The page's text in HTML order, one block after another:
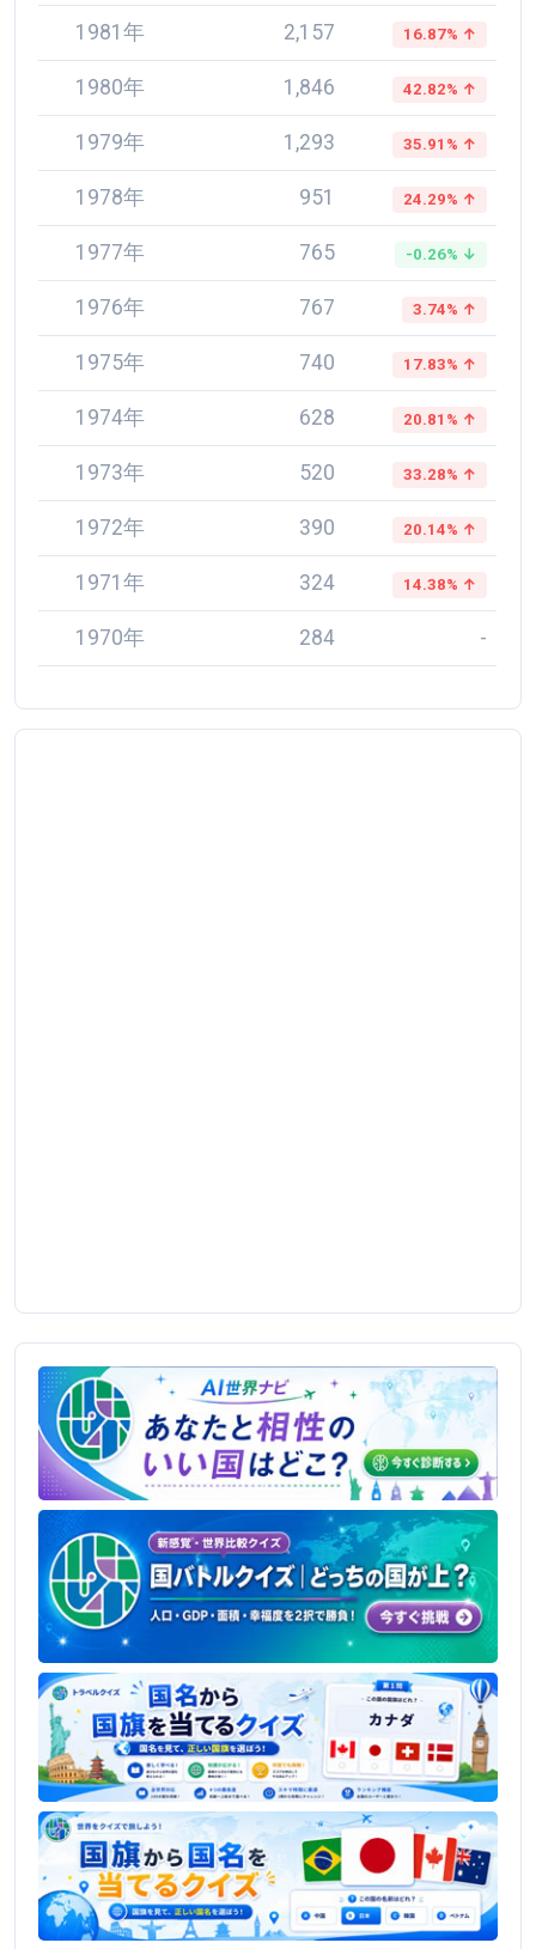
1981年 2,157 16.87% ↑
1980年 1,846 42.82% ↑
1979年 1,293 35.91% ↑
1978年 951 24.29% ↑
1977年 765 -0.26% ↓
1976年 767 3.74% ↑
1975年 740 17.83% ↑
1974年 628 20.81% ↑
1973年 520 33.28% ↑
1972年 390 20.14% ↑
1971年 324 14.38% ↑
1970年 284 -